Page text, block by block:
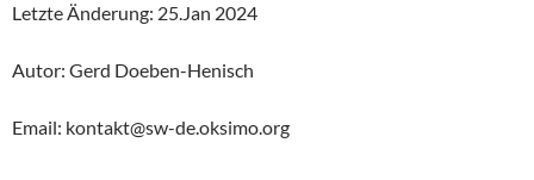
Letzte Änderung: 25.Jan 2024
Autor: Gerd Doeben-Henisch
Email: kontakt@sw-de.oksimo.org